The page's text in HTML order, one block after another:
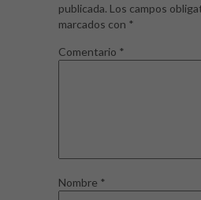
publicada. Los campos
marcados con *
Comentario *
Nombre *